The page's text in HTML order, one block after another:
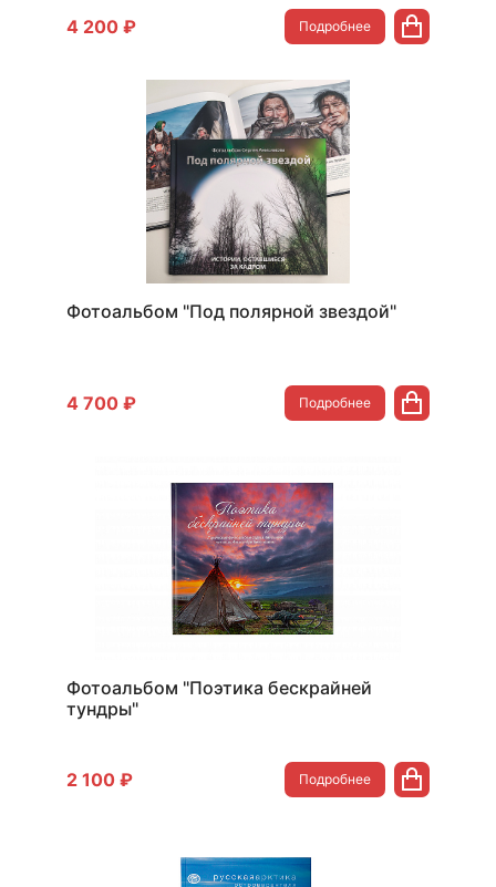
4 200 ₽ Подробнее
Фотоальбом "Под полярной звездой"
4 700 ₽ Подробнее
Фотоальбом "Поэтика бескрайней
тундры"
2 100 ₽ Подробнее